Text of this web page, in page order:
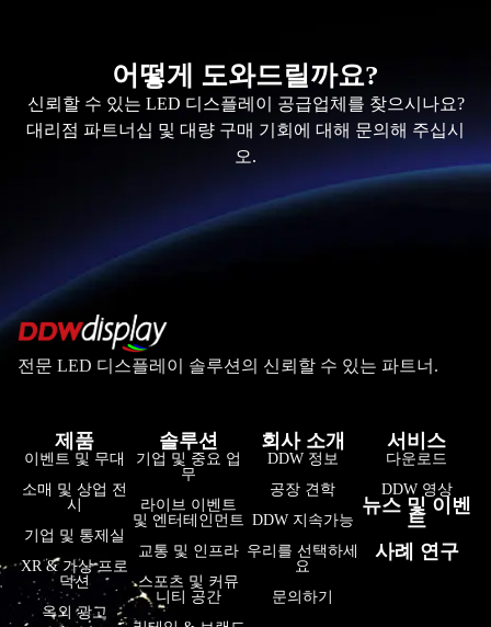
어떻게 도와드릴까요?
신뢰할 수 있는 LED 디스플레이 공급업체를 찾으시나요?
대리점 파트너십 및 대량 구매 기회에 대해 문의해 주십시
오.
전문 LED 디스플레이 솔루션의 신뢰할 수 있는 파트너.
제품
이벤트 및 무대
소매 및 상업 전
시
기업 및 통제실
XR & 가상 프로
덕션
옥외 광고
솔루션
기업 및 중요 업
무
라이브 이벤트
및 엔터테인먼트
교통 및 인프라
스포츠 및 커뮤
니티 공간
회사 소개
DDW 정보
공장 견학
DDW 지속가능
우리를 선택하세
요
문의하기
서비스
다운로드
DDW 영상
뉴스 및 이벤
트
사례 연구
Italiano
Tiếng Việt
Bahasa Indonesia
हिन्दी
فارسی